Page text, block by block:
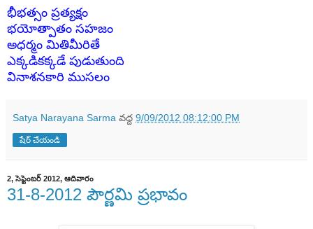
భీభత్సం ప్రత్యక్షం
భయోత్పాతం సహజం
అధర్మం మితిమీరితే
ఎక్కడికక్కడే పుడుతుంది
వినాశనకారి ముసలం
Satya Narayana Sarma వద్ద 9/09/2012 08:12:00 PM
షేర్ చేయండి
2, సెప్టెంబర్ 2012, ఆదివారం
31-8-2012 పౌర్ణమి ప్రభావం